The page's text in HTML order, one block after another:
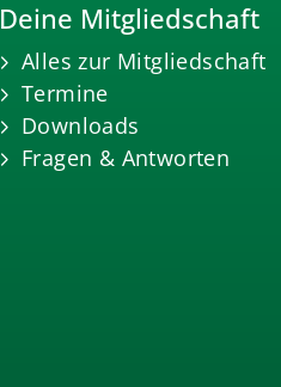
Deine Mitgliedschaft
Alles zur Mitgliedschaft
Termine
Downloads
Fragen & Antworten